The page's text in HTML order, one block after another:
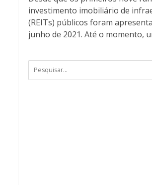
investimento imobiliário de
(REITs) públicos foram
junho de 2021. Até o momento,